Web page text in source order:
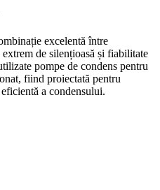
excelentă între
de silențioasă și fiabilitate
pompe de condens pentru
fiind proiectată pentru
a condensului.